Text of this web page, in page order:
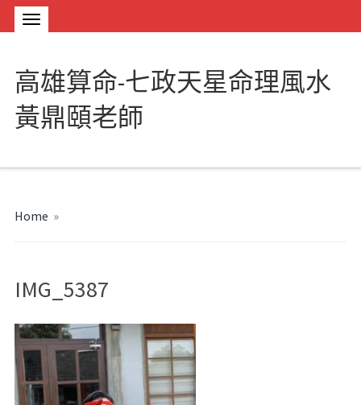
高雄算命-七政天星命理風水
黃鼎頤老師
Home »
IMG_5387